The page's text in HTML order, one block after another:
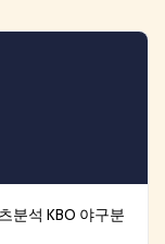
분석 KBO 야구분